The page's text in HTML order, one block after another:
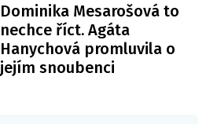
Dominika Mesarošová to
nechce říct. Agáta
Hanychová promluvila o
jejím snoubenci